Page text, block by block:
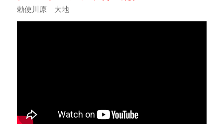
勅使川原 大地